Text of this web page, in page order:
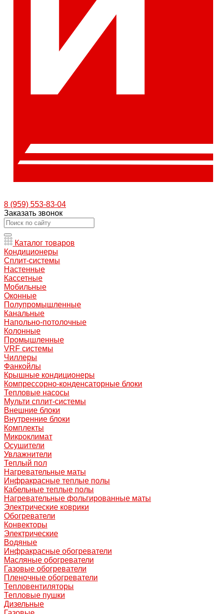
8 (959) 553-83-04
Заказать звонок
Каталог товаров
Кондиционеры
Сплит-системы
Настенные
Кассетные
Мобильные
Оконные
Полупромышленные
Канальные
Напольно-потолочные
Колонные
Промышленные
VRF системы
Чиллеры
Фанкойлы
Крышные кондиционеры
Компрессорно-конденсаторные блоки
Тепловые насосы
Мульти сплит-системы
Внешние блоки
Внутренние блоки
Комплекты
Микроклимат
Осушители
Увлажнители
Теплый пол
Нагревательные маты
Инфракрасные теплые полы
Кабельные теплые полы
Нагревательные фольгированные маты
Электрические коврики
Обогреватели
Конвекторы
Электрические
Водяные
Инфракрасные обогреватели
Масляные обогреватели
Газовые обогреватели
Пленочные обогреватели
Тепловентиляторы
Тепловые пушки
Дизельные